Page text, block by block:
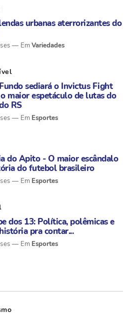
urbanas aterrorizantes do
Variedades
sediará o Invictus Fight
maior espetáculo de lutas do
RS
Esportes
do Apito - O maior escândalo
do futebol brasileiro
Esportes
dos 13: Política, polêmicas e
pra contar...
Esportes